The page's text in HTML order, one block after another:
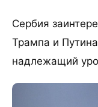
Сербия
Трампа и
надлежащий